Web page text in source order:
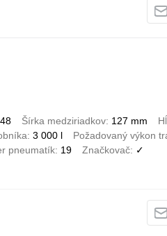
48 Šírka medziriadkov 127 mm
3 000 l Požadovaný výkon
pneumatík 19 Značkovač ✓